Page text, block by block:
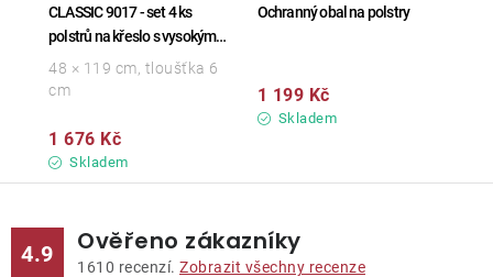
CLASSIC 9017 - set 4 ks
polstrů na křeslo s vysokým
opěradlem
Skladem
1 676 Kč
48 × 119 cm, tloušťka 6
cm
Ochranný obal na polstry
Skladem
1 199 Kč
4.9 Ověřeno zákazníky
1610 recenzí. Zobrazit všechny recenze